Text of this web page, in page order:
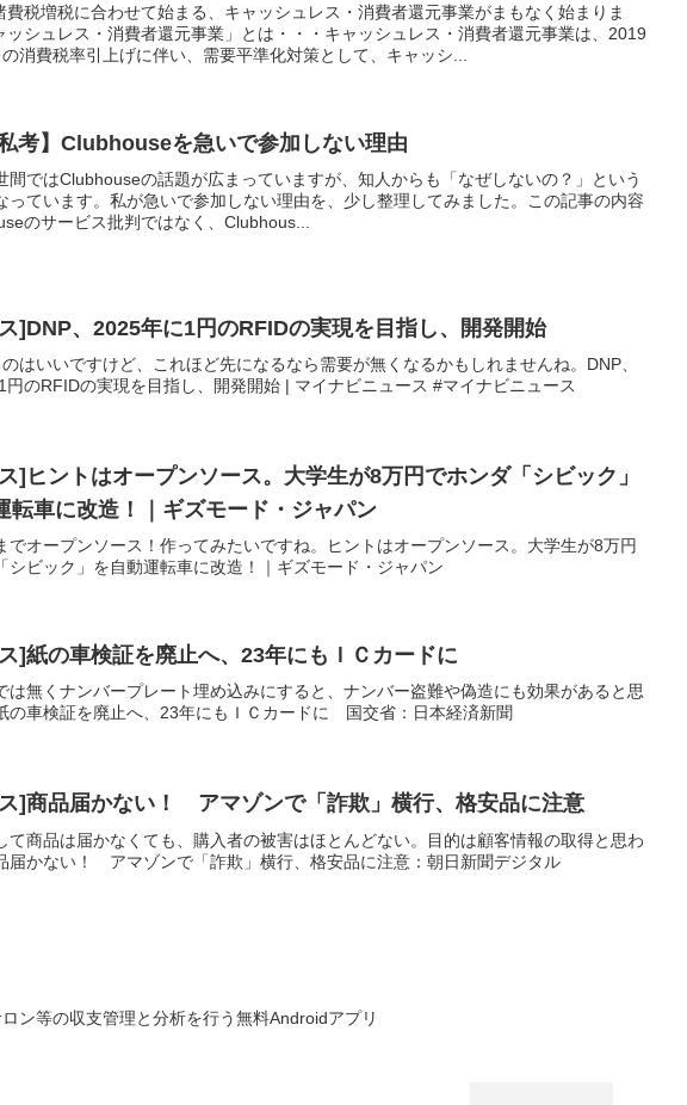
費税増税に合わせて始まる、キャッシュレス・消費者還元事業がまもなく始まりま
ッシュレス・消費者還元事業」とは・・・キャッシュレス・消費者還元事業は、2019
消費税率引上げに伴い、需要平準化対策として、キャッシ...
私考】Clubhouseを急いで参加しない理由
間ではClubhouseの話題が広まっていますが、知人からも「なぜしないの？」という
っています。私が急いで参加しない理由を、少し整理してみました。この記事の内容
のサービス批判ではなく、Clubhous...
]DNP、2025年に1円のRFIDの実現を目指し、開発開始
はいいですけど、これほど先になるなら需要が無くなるかもしれませんね。DNP、
円のRFIDの実現を目指し、開発開始 | マイナビニュース #マイナビニュース
]ヒントはオープンソース。大学生が8万円でホンダ「シビック」
転車に改造！｜ギズモード・ジャパン
でオープンソース！作ってみたいですね。ヒントはオープンソース。大学生が8万円
シビック」を自動運転車に改造！｜ギズモード・ジャパン
]紙の車検証を廃止へ、23年にもＩＣカードに
は無くナンバープレート埋め込みにすると、ナンバー盗難や偽造にも効果があると思
の車検証を廃止へ、23年にもＩＣカードに 国交省：日本経済新聞
]商品届かない！ アマゾンで「詐欺」横行、格安品に注意
て商品は届かなくても、購入者の被害はほとんどない。目的は顧客情報の取得と思わ
届かない！ アマゾンで「詐欺」横行、格安品に注意：朝日新聞デジタル
ン等の収支管理と分析を行う無料Androidアプリ